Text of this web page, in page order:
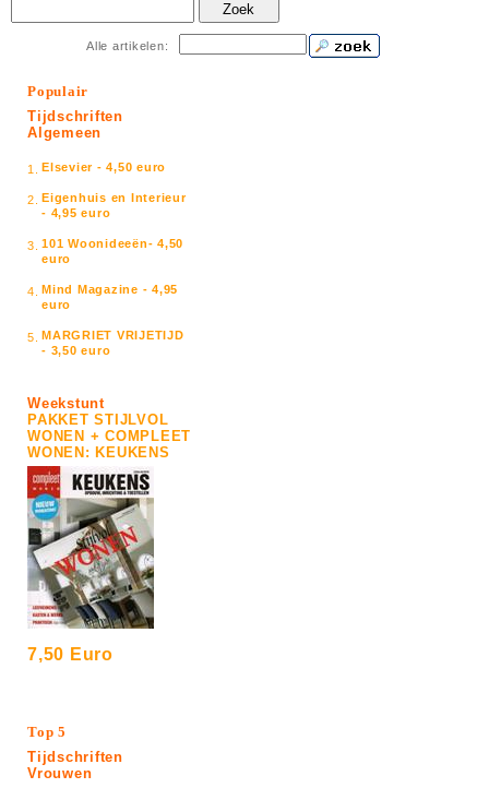
Zoek
Alle artikelen:
Populair
Tijdschriften
Algemeen
1. Elsevier - 4,50 euro
2. Eigenhuis en Interieur
- 4,95 euro
3. 101 Woonideeën- 4,50
euro
4. Mind Magazine - 4,95
euro
5. MARGRIET VRIJETIJD
- 3,50 euro
Weekstunt
PAKKET STIJLVOL
WONEN + COMPLEET
WONEN: KEUKENS
7,50 Euro
Top 5
Tijdschriften
Vrouwen